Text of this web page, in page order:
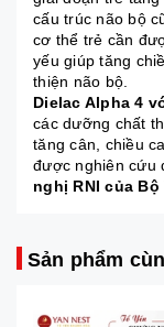
cấu trúc não bộ
cơ thể trẻ cần
yếu giúp tăng
thiện não bộ.
Dielac Alpha 4
các dưỡng chất
tăng cân, chiều
được nghiên cứu
nghị RNI của Bộ
Sản phẩm